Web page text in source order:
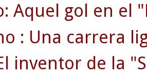
Aquel gol en el
: Una carrera
inventor de la